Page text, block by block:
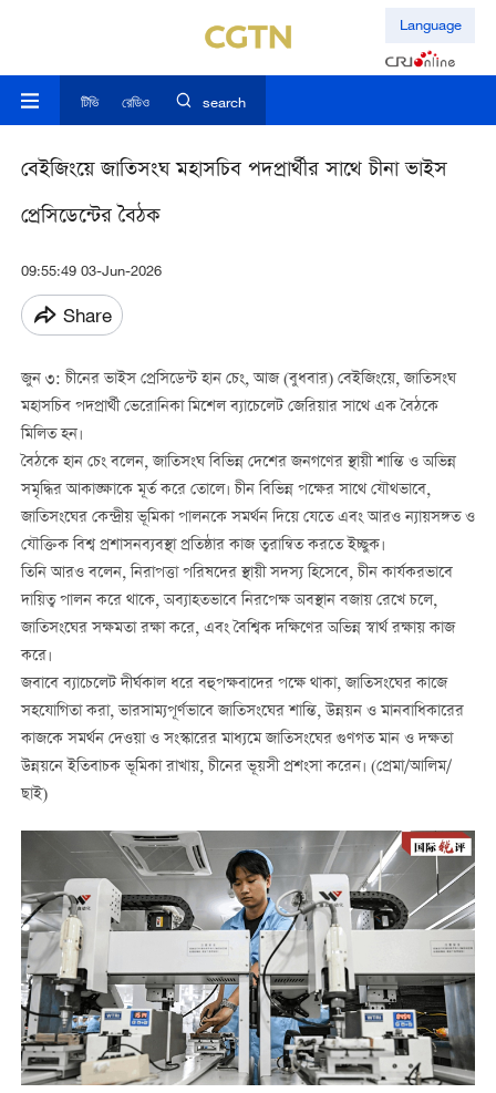
Language
টিভি রেডিও search
বেইজিংয়ে জাতিসংঘ মহাসচিব পদপ্রার্থীর সাথে চীনা ভাইস
প্রেসিডেন্টের বৈঠক
09:55:49 03-Jun-2026
Share
জুন ৩: চীনের ভাইস প্রেসিডেন্ট হান চেং, আজ (বুধবার) বেইজিংয়ে, জাতিসংঘ
মহাসচিব পদপ্রার্থী ভেরোনিকা মিশেল ব্যাচেলেট জেরিয়ার সাথে এক বৈঠকে
মিলিত হন।
বৈঠকে হান চেং বলেন, জাতিসংঘ বিভিন্ন দেশের জনগণের স্থায়ী শান্তি ও অভিন্ন
সমৃদ্ধির আকাঙ্ক্ষাকে মূর্ত করে তোলে। চীন বিভিন্ন পক্ষের সাথে যৌথভাবে,
জাতিসংঘের কেন্দ্রীয় ভূমিকা পালনকে সমর্থন দিয়ে যেতে এবং আরও ন্যায়সঙ্গত ও
যৌক্তিক বিশ্ব প্রশাসনব্যবস্থা প্রতিষ্ঠার কাজ ত্বরান্বিত করতে ইচ্ছুক।
তিনি আরও বলেন, নিরাপত্তা পরিষদের স্থায়ী সদস্য হিসেবে, চীন কার্যকরভাবে
দায়িত্ব পালন করে থাকে, অব্যাহতভাবে নিরপেক্ষ অবস্থান বজায় রেখে চলে,
জাতিসংঘের সক্ষমতা রক্ষা করে, এবং বৈশ্বিক দক্ষিণের অভিন্ন স্বার্থ রক্ষায় কাজ
করে।
জবাবে ব্যাচেলেট দীর্ঘকাল ধরে বহুপক্ষবাদের পক্ষে থাকা, জাতিসংঘের কাজে
সহযোগিতা করা, ভারসাম্যপূর্ণভাবে জাতিসংঘের শান্তি, উন্নয়ন ও মানবাধিকারের
কাজকে সমর্থন দেওয়া ও সংস্কারের মাধ্যমে জাতিসংঘের গুণগত মান ও দক্ষতা
উন্নয়নে ইতিবাচক ভূমিকা রাখায়, চীনের ভূয়সী প্রশংসা করেন। (প্রেমা/আলিম/
ছাই)